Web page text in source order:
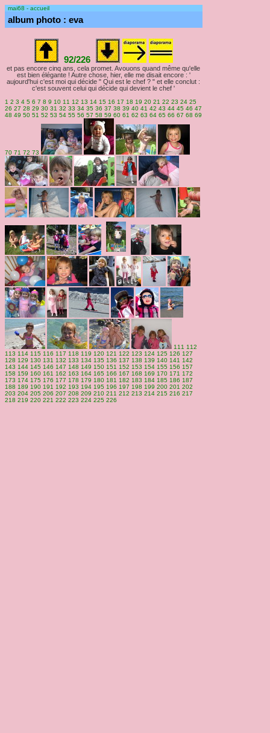
mai68 - accueil
album photo : eva
92/226
et pas encore cinq ans, cela promet. Avouons quand même qu'elle
est bien élégante ! Autre chose, hier, elle me disait encore : '
aujourd'hui c'est moi qui décide " Qui est le chef ? " et elle conclut :
c'est souvent celui qui décide qui devient le chef '
1 2 3 4 5 6 7 8 9 10 11 12 13 14 15 16 17 18 19 20 21 22 23 24 25
26 27 28 29 30 31 32 33 34 35 36 37 38 39 40 41 42 43 44 45 46 47
48 49 50 51 52 53 54 55 56 57 58 59 60 61 62 63 64 65 66 67 68 69
70 71 72 73
111 112
113 114 115 116 117 118 119 120 121 122 123 124 125 126 127
128 129 130 131 132 133 134 135 136 137 138 139 140 141 142
143 144 145 146 147 148 149 150 151 152 153 154 155 156 157
158 159 160 161 162 163 164 165 166 167 168 169 170 171 172
173 174 175 176 177 178 179 180 181 182 183 184 185 186 187
188 189 190 191 192 193 194 195 196 197 198 199 200 201 202
203 204 205 206 207 208 209 210 211 212 213 214 215 216 217
218 219 220 221 222 223 224 225 226